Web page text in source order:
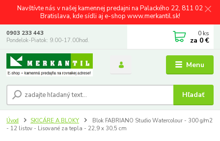
Navštívte nás v našej kamennej predajni na Palackého 22, 811 02
Bratislava, kde sídli aj e-shop www.merkantil.sk!
Menu
Hľadať
0903 233 443
Pondelok-Piatok: 9.00-17.00hod.
0 ks
za 0 €
Úvod SKICÁRE A BLOKY
Blok FABRIANO Studio Watercolour - 300 g/m2
- 12 listov - Lisované za tepla - 22,9 x 30,5 cm